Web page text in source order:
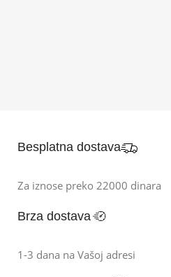
Besplatna dostava
Za iznose preko 22000 dinara
Brza dostava
1-3 dana na Vašoj adresi